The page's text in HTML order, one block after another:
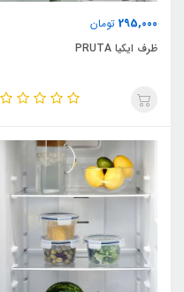
295,000 تومان
ظرف ایکیا PRUTA